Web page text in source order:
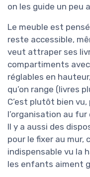
on les guide un peu
Le meuble est
reste accessible,
veut attraper ses
compartiments
réglables en
qu’on range (livres
C’est plutôt bien
l’organisation au
Il y a aussi des
pour le fixer au mur,
indispensable vu la
les enfants aiment